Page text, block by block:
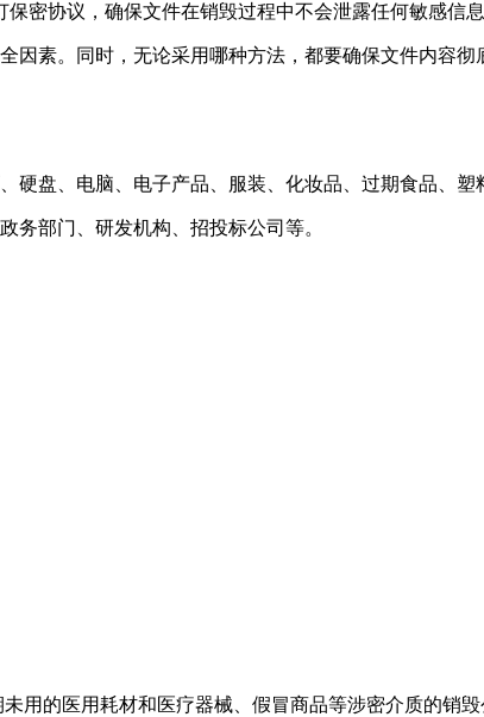
密协议，确保文件在销毁过程中不会泄露任何敏感信息
素。同时，无论采用哪种方法，都要确保文件内容彻
盘、电脑、电子产品、服装、化妆品、过期食品、塑
务部门、研发机构、招投标公司等。
用的医用耗材和医疗器械、假冒商品等涉密介质的销